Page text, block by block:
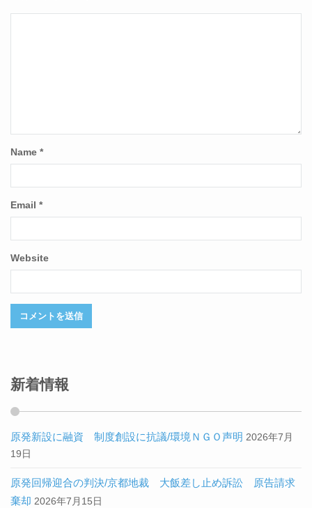
Name *
Email *
Website
新着情報
原発新設に融資 制度創設に抗議/環境ＮＧＯ声明 2026年7月
19日
原発回帰迎合の判決/京都地裁 大飯差し止め訴訟 原告請求
棄却 2026年7月15日